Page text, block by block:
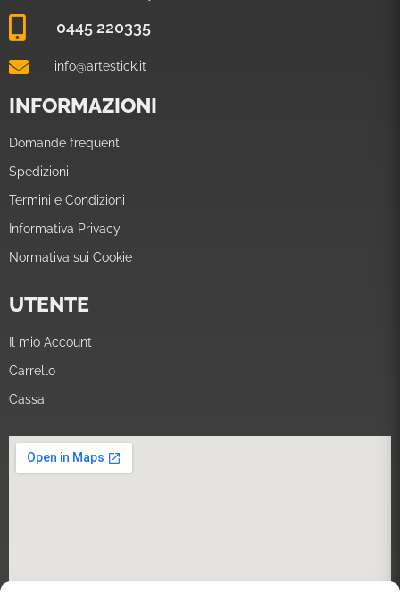
0445 220335
info@artestick.it
INFORMAZIONI
Domande frequenti
Spedizioni
Termini e Condizioni
Informativa Privacy
Normativa sui Cookie
UTENTE
Il mio Account
Carrello
Cassa